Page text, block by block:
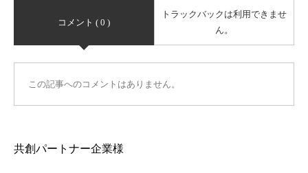
コメント ( 0 )
トラックバックは利用できませ
ん。
この記事へのコメントはありません。
共創パートナー企業様